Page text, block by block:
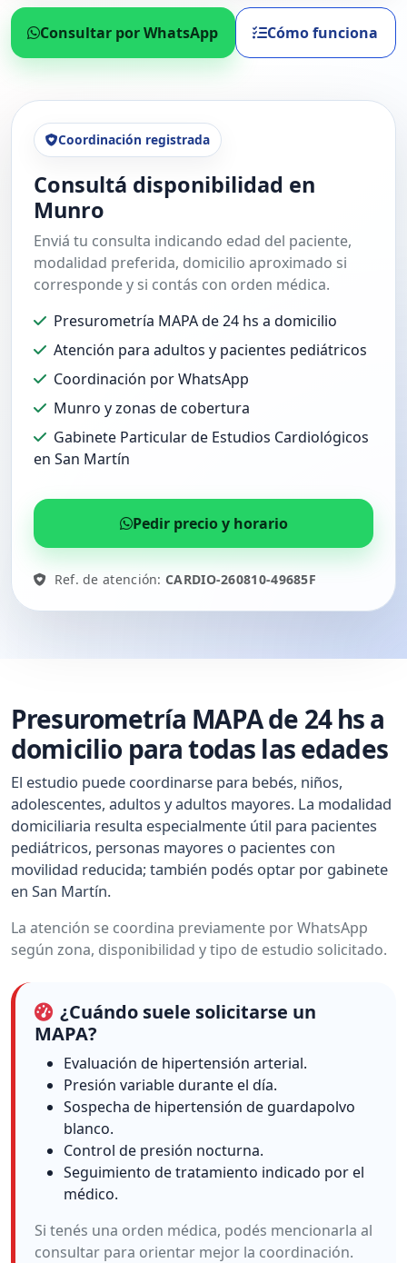
Consultar por WhatsApp Cómo funciona
Coordinación registrada
Consultá disponibilidad en
Munro
Enviá tu consulta indicando edad del paciente,
modalidad preferida, domicilio aproximado si
corresponde y si contás con orden médica.
Presurometría MAPA de 24 hs a domicilio
Atención para adultos y pacientes pediátricos
Coordinación por WhatsApp
Munro y zonas de cobertura
Gabinete Particular de Estudios Cardiológicos
en San Martín
Pedir precio y horario
Ref. de atención:CARDIO-260810-49685F
Presurometría MAPA de 24 hs a
domicilio para todas las edades
El estudio puede coordinarse para bebés, niños,
adolescentes, adultos y adultos mayores. La modalidad
domiciliaria resulta especialmente útil para pacientes
pediátricos, personas mayores o pacientes con
movilidad reducida; también podés optar por gabinete
en San Martín.
La atención se coordina previamente por WhatsApp
según zona, disponibilidad y tipo de estudio solicitado.
¿Cuándo suele solicitarse un
MAPA?
Evaluación de hipertensión arterial.
Presión variable durante el día.
Sospecha de hipertensión de guardapolvo
blanco.
Control de presión nocturna.
Seguimiento de tratamiento indicado por el
médico.
Si tenés una orden médica, podés mencionarla al
consultar para orientar mejor la coordinación.